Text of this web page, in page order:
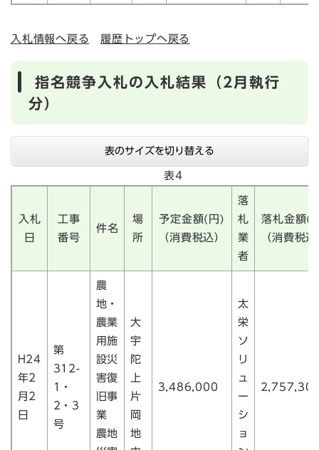
入札情報へ戻る 履歴トップへ戻る
指名競争入札の入札結果（2月執行
分）
表のサイズを切り替える
表4
入札
日
工事
番号
件名
場
所
予定金額(円)
（消費税込）
落
札
業
者
落札金額(
（消費税
H24
年2
月2
日
第
312-
1・
2・3
号
農
地・
農業
用施
設災
害復
旧事
業
農地
大
宇
陀
上
片
岡
地
3,486,000
太
栄
ソ
リ
ュ
ー
シ
ョ